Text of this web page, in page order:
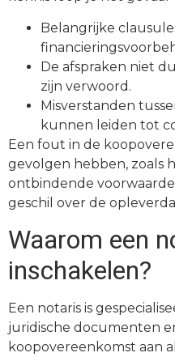
Belangrijke
De afspraken niet
zijn verwoord.
Misverstanden
kunnen leiden tot
Een fout in de
gevolgen hebben, zoals
ontbindende
geschil over de
Waarom een
inschakelen?
Een notaris is
juridische documenten
koopovereenkomst aan